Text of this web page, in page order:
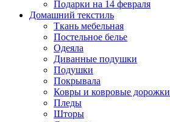
Подарки на 14 февраля
Домашний текстиль
Ткань мебельная
Постельное белье
Одеяла
Диванные подушки
Подушки
Покрывала
Ковры и ковровые дорожки
Пледы
Шторы